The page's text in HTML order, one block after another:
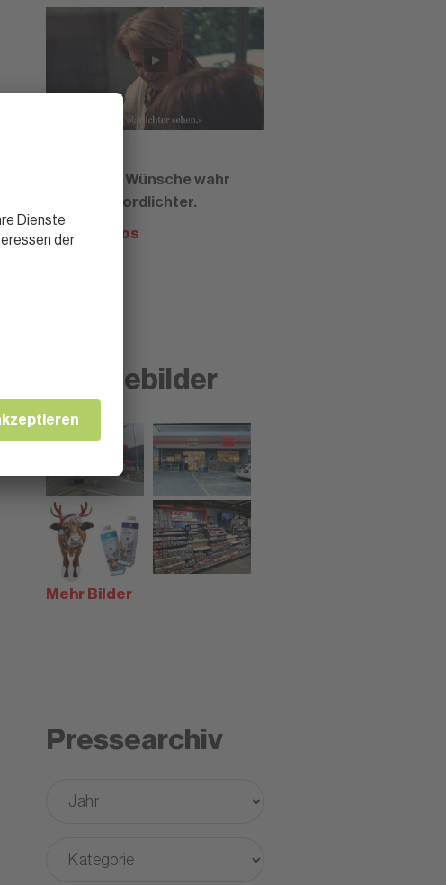
SPAR lässt Wünsche wahr
werden - Nordlichter.
Mehr Videos
Pressebilder
Mehr Bilder
Pressearchiv